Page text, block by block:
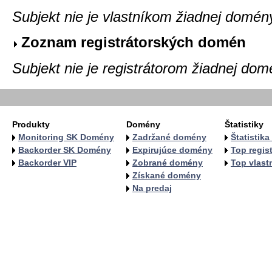
Subjekt nie je vlastníkom žiadnej
Zoznam registrátorských domén
Subjekt nie je registrátorom žiadnej
Produkty
Monitoring SK Domény
Backorder SK Domény
Backorder VIP
Domény
Zadržané domény
Expirujúce domény
Zobrané domény
Získané domény
Na predaj
Štatistiky
Štatistika
Top
Top